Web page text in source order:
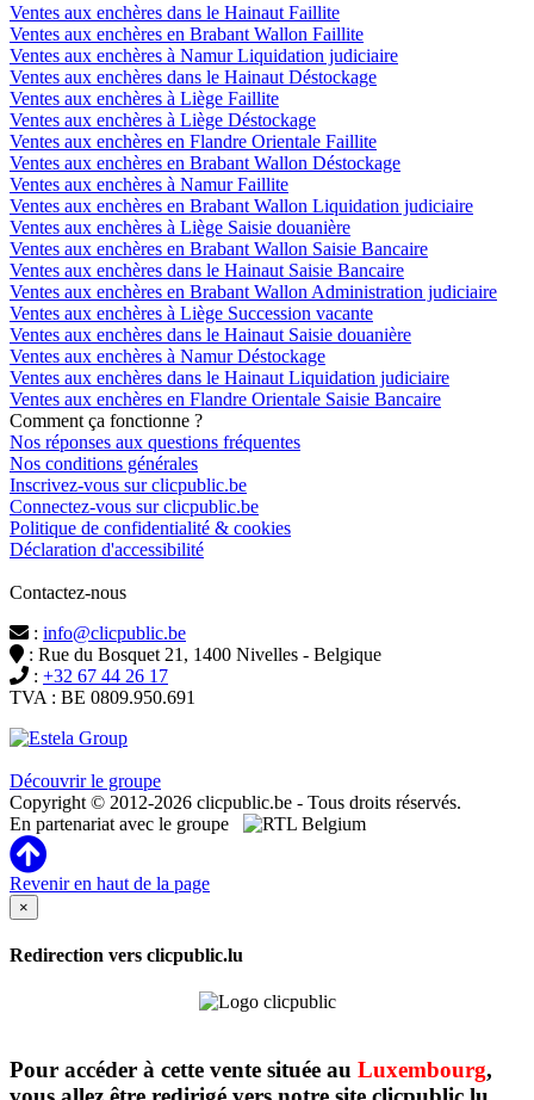
Ventes aux enchères dans le Hainaut Faillite
Ventes aux enchères en Brabant Wallon Faillite
Ventes aux enchères à Namur Liquidation judiciaire
Ventes aux enchères dans le Hainaut Déstockage
Ventes aux enchères à Liège Faillite
Ventes aux enchères à Liège Déstockage
Ventes aux enchères en Flandre Orientale Faillite
Ventes aux enchères en Brabant Wallon Déstockage
Ventes aux enchères à Namur Faillite
Ventes aux enchères en Brabant Wallon Liquidation judiciaire
Ventes aux enchères à Liège Saisie douanière
Ventes aux enchères en Brabant Wallon Saisie Bancaire
Ventes aux enchères dans le Hainaut Saisie Bancaire
Ventes aux enchères en Brabant Wallon Administration judiciaire
Ventes aux enchères à Liège Succession vacante
Ventes aux enchères dans le Hainaut Saisie douanière
Ventes aux enchères à Namur Déstockage
Ventes aux enchères dans le Hainaut Liquidation judiciaire
Ventes aux enchères en Flandre Orientale Saisie Bancaire
Comment ça fonctionne ?
Nos réponses aux questions fréquentes
Nos conditions générales
Inscrivez-vous sur clicpublic.be
Connectez-vous sur clicpublic.be
Politique de confidentialité & cookies
Déclaration d'accessibilité
Contactez-nous
: info@clicpublic.be
: Rue du Bosquet 21, 1400 Nivelles - Belgique
: +32 67 44 26 17
TVA : BE 0809.950.691
Découvrir le groupe
Copyright © 2012-2026 clicpublic.be - Tous droits réservés.
En partenariat avec le groupe
Revenir en haut de la page
×
Redirection vers clicpublic.lu
Pour accéder à cette vente située au Luxembourg,